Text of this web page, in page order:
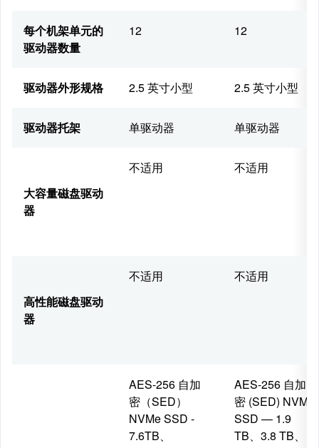
每个机架单元的
驱动器数量
12 12
驱动器外形规格 2.5 英寸小型 2.5 英寸小型
驱动器托架 单驱动器 单驱动器
大容量磁盘驱动
器
不适用 不适用
高性能磁盘驱动
器
不适用 不适用
AES-256 自加
密（SED）
NVMe SSD -
7.6TB、
AES-256 自加
密 (SED) NVMe
SSD — 1.9
TB、3.8 TB、